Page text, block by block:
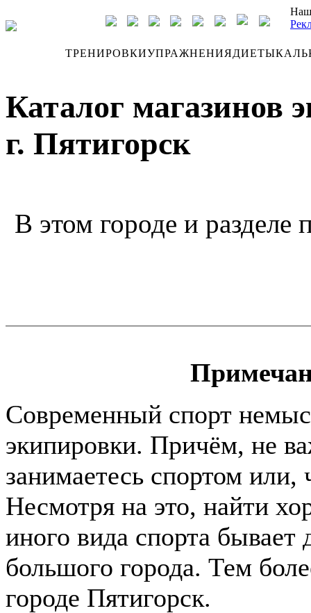
ТРЕНИРОВКИУПРАЖНЕНИЯДИЕТЫ
Каталог магазинов
г. Пятигорск
В этом городе и разделе
Современный спорт
экипировки. Причём, не
занимаетесь спортом или,
Несмотря на это, найти
иного вида спорта
большого города. Тем
городе Пятигорск.